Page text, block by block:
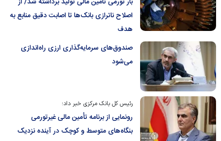
اصلاح ناترازی بانک‌ها تا اصابت دقیق منابع به
هدف
صندوق‌های سرمایه‌گذاری ارزی راه‌اندازی
می‌شود
رئیس کل بانک مرکزی خبر داد؛
رونمایی از برنامه تأمین مالی غیرتورمی
بنگاه‌های متوسط و کوچک در آینده نزدیک